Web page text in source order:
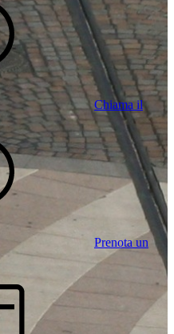
Chiama il
Prenota un